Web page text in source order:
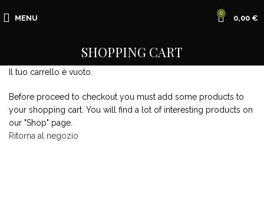
MENU
0
0,00 €
SHOPPING CART
Il tuo carrello è vuoto.
Before proceed to checkout you must add some products to
your shopping cart. You will find a lot of interesting products on
our "Shop" page.
Ritorna al negozio